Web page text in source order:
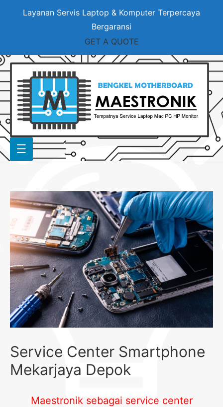
Layanan Servis Laptop & Komputer Terpercaya
Bergaransi
GET A QUOTE
Service Center Smartphone
Mekarjaya Depok
Maestronik sebagai service center